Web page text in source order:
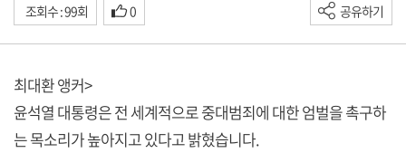
조회수 : 99회 0 공유하기
최대환 앵커>
윤석열 대통령은 전 세계적으로 중대범죄에 대한 엄벌을 촉구하
는 목소리가 높아지고 있다고 밝혔습니다.